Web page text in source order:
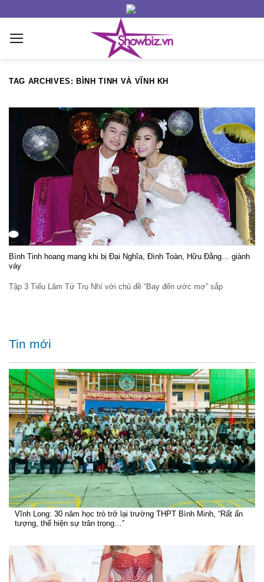
content
TAG ARCHIVES: BÌNH TINH VÀ VĨNH KH
Bình Tinh hoang mang khi bị Đại Nghĩa, Đình Toàn, Hữu Đằng… giành
váy
Tập 3 Tiếu Lâm Tứ Trụ Nhí với chủ đề “Bay đến ước mơ” sắp
Tin mới
Vĩnh Long: 30 năm học trò trở lại trường THPT Bình Minh, “Rất ấn
tượng, thể hiện sự trân trọng…”